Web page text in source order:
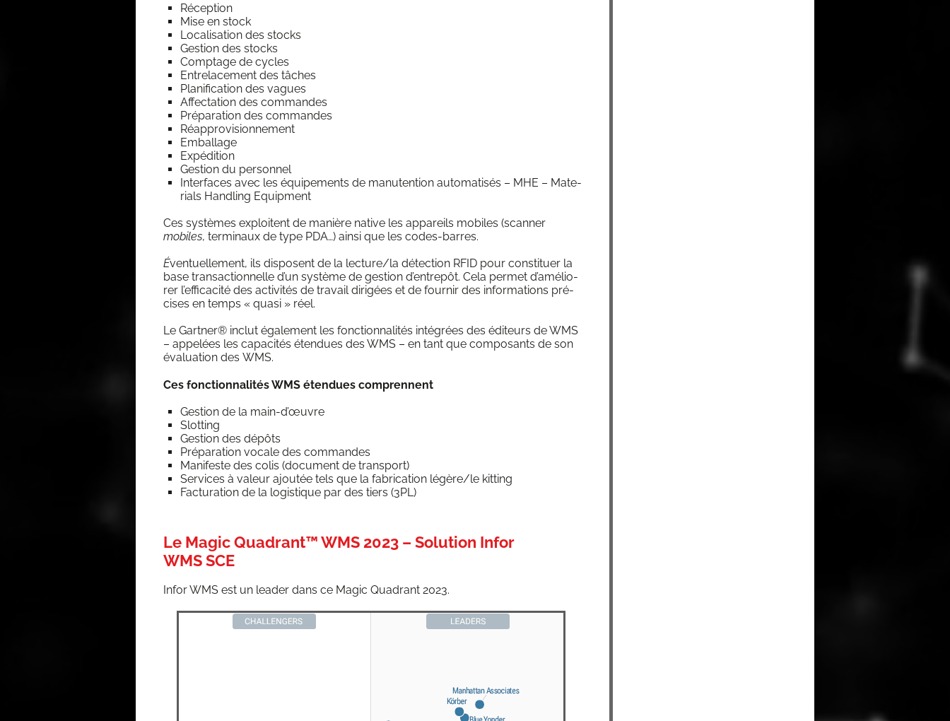
Récep­tion
Mise en stock
Loca­li­sa­tion des stocks
Ges­tion des stocks
Comp­tage de cycles
Entre­la­ce­ment des tâches
Pla­ni­fi­ca­tion des vagues
Affec­ta­tion des commandes
Pré­pa­ra­tion des commandes
Réap­pro­vi­sion­ne­ment
Embal­lage
Expé­di­tion
Ges­tion du personnel
Inter­faces avec les équi­pe­ments de manu­ten­tion auto­ma­ti­sés – MHE – Mate­
rials Hand­ling Equipment
Ces sys­tèmes exploitent de manière native les appa­reils mobiles (scan­ner
mobiles, ter­mi­naux de type PDA…) ain­si que les codes-barres.
Éven­tuel­le­ment, ils dis­posent de la lecture/la détec­tion RFID pour consti­tuer la
base tran­sac­tion­nelle d’un sys­tème de ges­tion d’en­tre­pôt. Cela per­met d’a­mé­lio­
rer l’ef­fi­ca­ci­té des acti­vi­tés de tra­vail diri­gées et de four­nir des infor­ma­tions pré­
cises en temps « qua­si » réel.
Le Gart­ner® inclut éga­le­ment les fonc­tion­na­li­tés inté­grées des édi­teurs de WMS
– appe­lées les capa­ci­tés éten­dues des WMS – en tant que com­po­sants de son
éva­lua­tion des WMS.
Ces fonc­tion­na­li­tés WMS éten­dues comprennent
Ges­tion de la main-d’œuvre
Slot­ting
Ges­tion des dépôts
Pré­pa­ra­tion vocale des commandes
Mani­feste des colis (docu­ment de transport)
Ser­vices à valeur ajou­tée tels que la fabri­ca­tion légère/le kitting
Fac­tu­ra­tion de la logis­tique par des tiers (3PL)
Le Magic Quadrant™WMS 2023 – Solution Infor
WMS SCE
Infor WMS est un lea­der dans ce Magic Qua­drant 2023.